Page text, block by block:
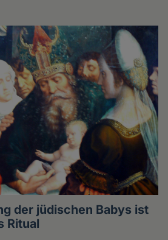
der jüdischen Babys ist
Ritual